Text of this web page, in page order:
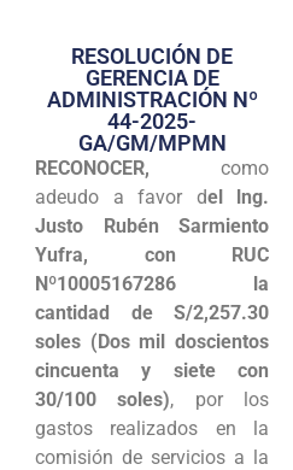
Transparencia
Seguridad
Programas
Intranet
RESOLUCIÓN DE
GERENCIA DE
ADMINISTRACIÓN Nº
44-2025-
GA/GM/MPMN
RECONOCER, como
adeudo a favor del lng.
Justo Rubén Sarmiento
Yufra, con RUC
Nº10005167286 la
cantidad de S/2,257.30
soles (Dos mil doscientos
cincuenta y siete con
30/100 soles), por los
gastos realizados en la
comisión de servicios a la